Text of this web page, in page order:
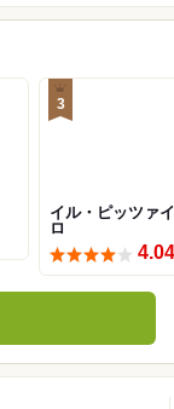
3
イル・ピッツァ
ロ
4.04